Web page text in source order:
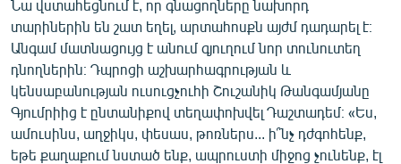
Նա վստահեցնում է, որ գնացողները նախորդ
տարիներին են շատ եղել, արտահոսքն այժմ դադարել է։
Անգամ մատնացույց է անում գյուղում նոր տունուտեղ
դնողներին։ Դպրոցի աշխարհագրության և
կենսաբանության ուսուցչուհի Շուշանիկ Թանգամյանը
Գյումրիից է ընտանիքով տեղափոխվել Դաշտադեմ։ «Ես,
ամուսինս, աղջիկս, փեսաս, թոռներս... ի՞նչ դժգոհենք,
եթե քաղաքում նստած ենք, ապրուստի միջոց չունենք, էլ